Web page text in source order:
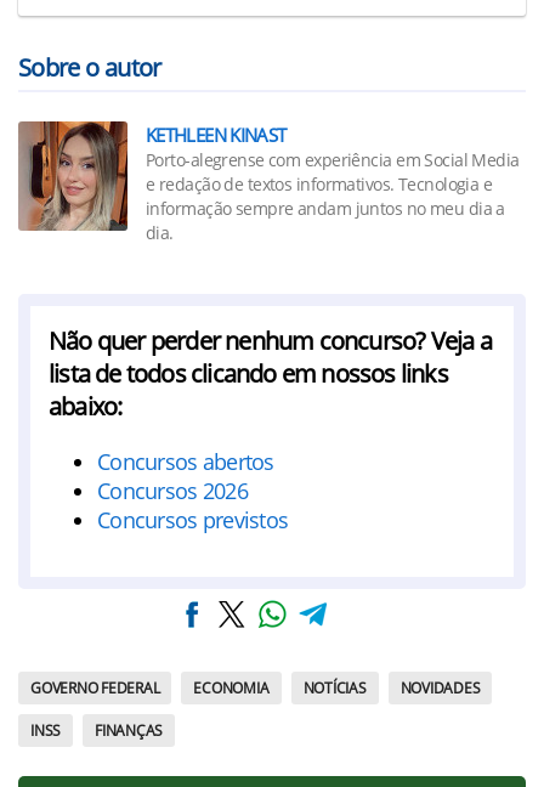
Sobre o autor
KETHLEEN KINAST
Porto-alegrense com experiência em Social Media
e redação de textos informativos. Tecnologia e
informação sempre andam juntos no meu dia a
dia.
Não quer perder nenhum concurso? Veja a
lista de todos clicando em nossos links
abaixo:
Concursos abertos
Concursos 2026
Concursos previstos
GOVERNO FEDERAL ECONOMIA NOTÍCIAS NOVIDADES
INSS FINANÇAS